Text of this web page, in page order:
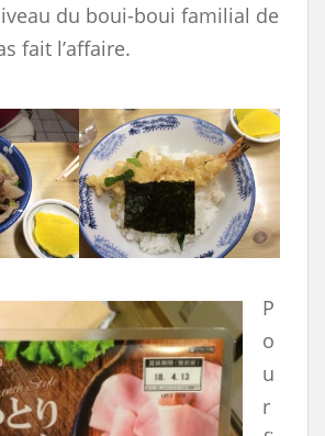
du boui-boui familial de
fait l’affaire.
P
o
u
r